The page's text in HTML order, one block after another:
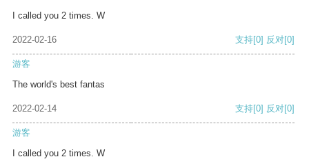
I called you 2 times. W
2022-02-16 支持[0] 反对[0]
游客
The world's best fantas
2022-02-14 支持[0] 反对[0]
游客
I called you 2 times. W